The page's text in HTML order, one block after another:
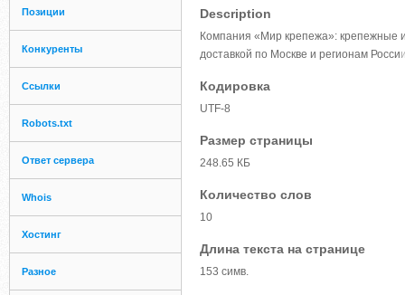
Позиции
Конкуренты
Ссылки
Robots.txt
Ответ сервера
Whois
Хостинг
Разное
Description
Компания «Мир крепежа»: крепежные
доставкой по Москве и регионам Росси
Кодировка
UTF-8
Размер страницы
248.65 КБ
Количество слов
10
Длина текста на странице
153 симв.